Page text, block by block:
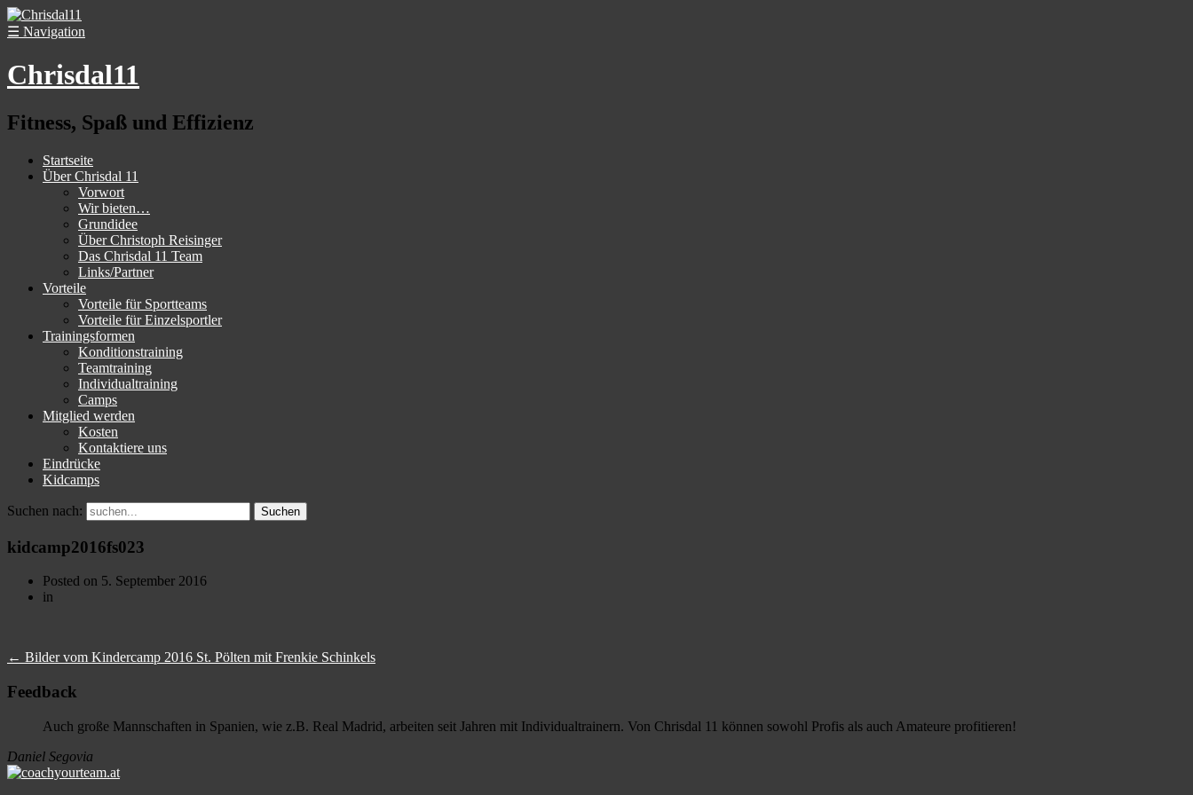
☰ Navigation
Chrisdal11
Fitness, Spaß und Effizienz
Startseite
Über Chrisdal 11
Vorwort
Wir bieten…
Grundidee
Über Christoph Reisinger
Das Chrisdal 11 Team
Links/Partner
Vorteile
Vorteile für Sportteams
Vorteile für Einzelsportler
Trainingsformen
Konditionstraining
Teamtraining
Individualtraining
Camps
Mitglied werden
Kosten
Kontaktiere uns
Eindrücke
Kidcamps
Suchen nach:
kidcamp2016fs023
Posted on 5. September 2016
in
← Bilder vom Kindercamp 2016 St. Pölten mit Frenkie Schinkels
Feedback
Auch große Mannschaften in Spanien, wie z.B. Real Madrid, arbeiten seit Jahren mit Individualtrainern. Von Chrisdal 11 können sowohl Profis als auch Amateure profitieren!
Daniel Segovia